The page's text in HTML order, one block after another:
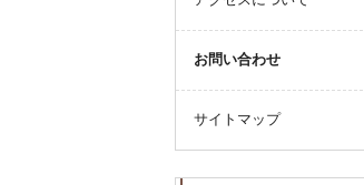
お問い合わせ
サイトマップ